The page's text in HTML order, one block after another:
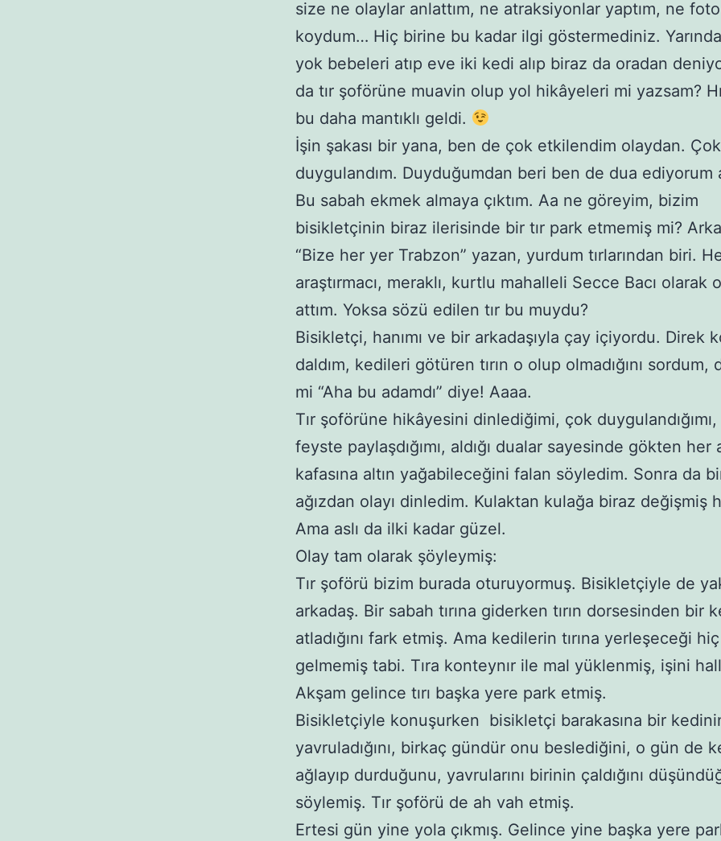
size ne olaylar anlattım, ne atraksiyonlar yaptım, ne
koydum… Hiç birine bu kadar ilgi göstermediniz.
yok bebeleri atıp eve iki kedi alıp biraz da oradan
da tır şoförüne muavin olup yol hikâyeleri mi yazsam?
bu daha mantıklı geldi.
İşin şakası bir yana, ben de çok etkilendim olaydan. Çok
duygulandım. Duyduğumdan beri ben de dua ediyorum
Bu sabah ekmek almaya çıktım. Aa ne göreyim, bizim
bisikletçinin biraz ilerisinde bir tır park etmemiş mi?
“Bize her yer Trabzon” yazan, yurdum tırlarından biri.
araştırmacı, meraklı, kurtlu mahalleli Secce Bacı olarak
attım. Yoksa sözü edilen tır bu muydu?
Bisikletçi, hanımı ve bir arkadaşıyla çay içiyordu. Direk
daldım, kedileri götüren tırın o olup olmadığını sordum,
mi “Aha bu adamdı” diye! Aaaa.
Tır şoförüne hikâyesini dinlediğimi, çok
feyste paylaşdığımı, aldığı dualar sayesinde gökten her
kafasına altın yağabileceğini falan söyledim. Sonra da
ağızdan olayı dinledim. Kulaktan kulağa biraz değişmiş
Ama aslı da ilki kadar güzel.
Olay tam olarak şöyleymiş:
Tır şoförü bizim burada oturuyormuş. Bisikletçiyle de
arkadaş. Bir sabah tırına giderken tırın dorsesinden bir
atladığını fark etmiş. Ama kedilerin tırına yerleşeceği hiç
gelmemiş tabi. Tıra konteynır ile mal yüklenmiş, işini
Akşam gelince tırı başka yere park etmiş.
Bisikletçiyle konuşurken bisikletçi barakasına bir
yavruladığını, birkaç gündür onu beslediğini, o gün de
ağlayıp durduğunu, yavrularını birinin çaldığını
söylemiş. Tır şoförü de ah vah etmiş.
Ertesi gün yine yola çıkmış. Gelince yine başka yere